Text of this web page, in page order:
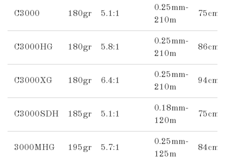
C3000 180gr 5.1:1
0.25mm-
210m
75cm
C3000HG 180gr 5.8:1
0.25mm-
210m
86cm
C3000XG 180gr 6.4:1
0.25mm-
210m
94cm
C3000SDH 185gr 5.1:1
0.18mm-
120m
75cm
3000MHG 195gr 5.7:1
0.25mm-
125m
84cm